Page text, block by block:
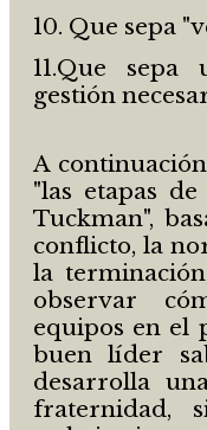
10. Que sepa
11.Que
gestión
A
"las etapas
Tuckman",
conflicto, la
la
observar
equipos en el
buen líder
desarrolla
fraternidad,